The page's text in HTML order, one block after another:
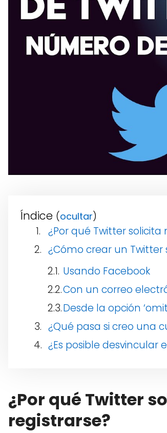
Índice ( )
¿Por qué Twitter
¿Cómo crear un
Usando Facebook
Con un correo
Desde la opción
¿Qué pasa si creo una
¿Es posible
¿Por qué Twitter
registrarse?